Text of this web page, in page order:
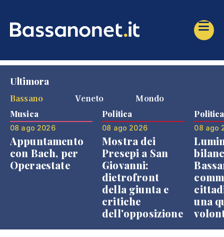
Ultimora
Bassano
Veneto Mondo
Musica
08 ago 2026
Appuntamento
con Bach, per
Operaestate
Politica
08 ago 2026
Mostra dei
Presepi a San
Giovanni:
dietrofront
della giunta e
critiche
dell'opposizione
Politica
08 ago
una